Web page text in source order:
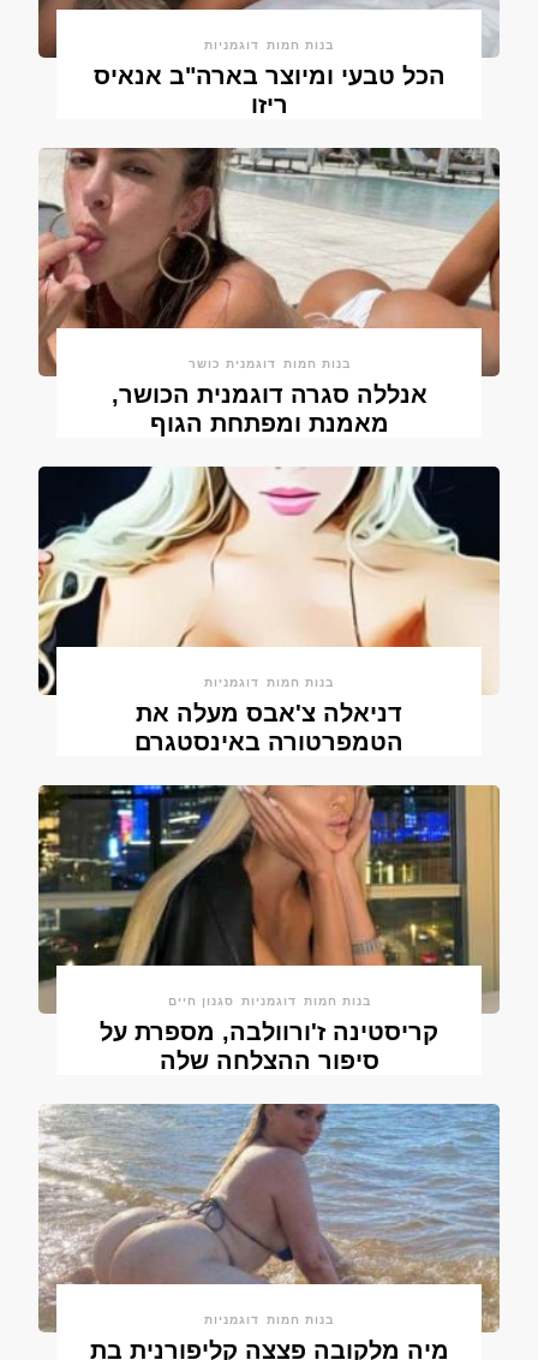
בנות חמות דוגמניות
הכל טבעי ומיוצר בארה"ב אנאיס
ריזו
בנות חמות דוגמנית כושר
אנללה סגרה דוגמנית הכושר,
מאמנת ומפתחת הגוף
בנות חמות דוגמניות
דניאלה צ'אבס מעלה את
הטמפרטורה באינסטגרם
בנות חמות דוגמניות סגנון חיים
קריסטינה ז'ורוולבה, מספרת על
סיפור ההצלחה שלה
בנות חמות דוגמניות
מיה מלקובה פצצה קליפורנית בת